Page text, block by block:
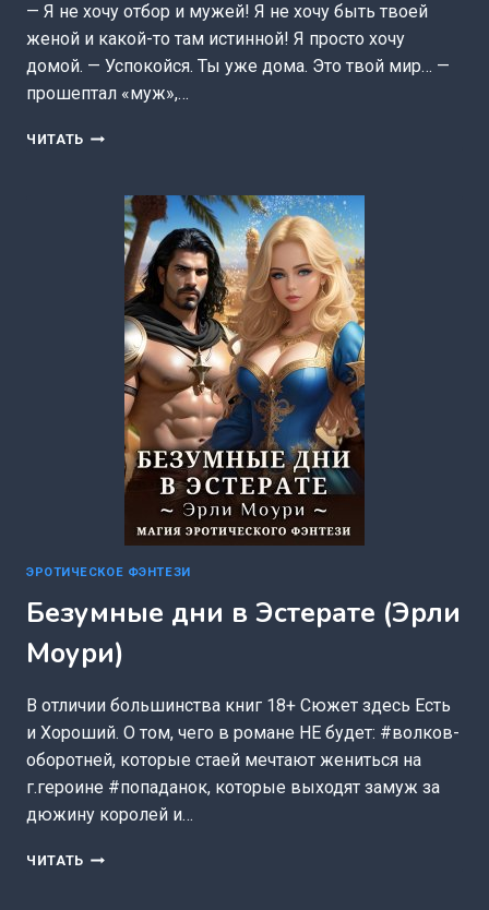
— Я не хочу отбор и мужей! Я не хочу быть твоей
женой и какой-то там истинной! Я просто хочу
домой. — Успокойся. Ты уже дома. Это твой мир… —
прошептал «муж»,…
ЧИТАТЬ ОТБОР
МУЖЕЙ
ПОПАДАНКИ
(ЭЛИЗ
ХОЛГЕР)
ЭРОТИЧЕСКОЕ ФЭНТЕЗИ
Безумные дни в Эстерате (Эрли
Моури)
В отличии большинства книг 18+ Сюжет здесь Есть
и Хороший. О том, чего в романе НЕ будет: #волков-
оборотней, которые стаей мечтают жениться на
г.героине #попаданок, которые выходят замуж за
дюжину королей и…
ЧИТАТЬ БЕЗУМНЫЕ